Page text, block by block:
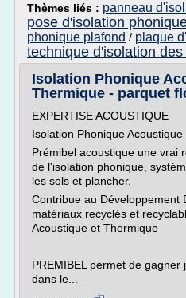
Thèmes liés : panneau
pose d'isolation
phonique plafond / plaque
technique d'isolation
Isolation Phonique
Thermique - parquet
EXPERTISE ACOUSTIQUE
Isolation Phonique
Prémibel acoustique une vrai
de l'isolation phonique,
les sols et plancher.
Contribue au Développement
matériaux recyclés et
Acoustique et Thermique
PREMIBEL permet de
dans le...